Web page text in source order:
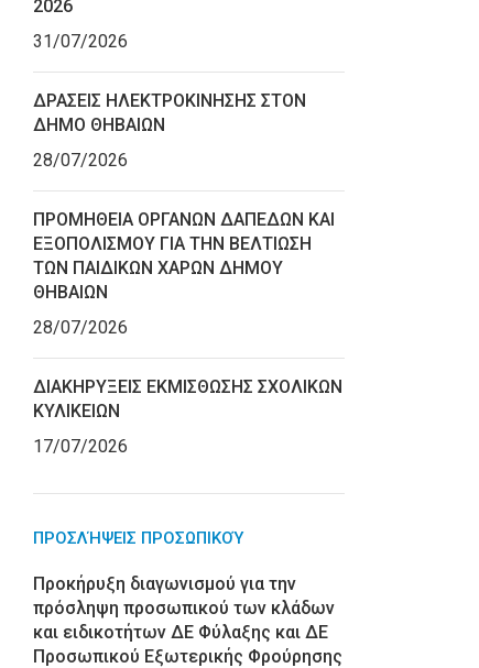
2026
31/07/2026
ΔΡΑΣΕΙΣ ΗΛΕΚΤΡΟΚΙΝΗΣΗΣ ΣΤΟΝ
ΔΗΜΟ ΘΗΒΑΙΩΝ
28/07/2026
ΠΡΟΜΗΘΕΙΑ ΟΡΓΑΝΩΝ ΔΑΠΕΔΩΝ ΚΑΙ
ΕΞΟΠΟΛΙΣΜΟΥ ΓΙΑ ΤΗΝ ΒΕΛΤΙΩΣΗ
ΤΩΝ ΠΑΙΔΙΚΩΝ ΧΑΡΩΝ ΔΗΜΟΥ
ΘΗΒΑΙΩΝ
28/07/2026
ΔΙΑΚΗΡΥΞΕΙΣ ΕΚΜΙΣΘΩΣΗΣ ΣΧΟΛΙΚΩΝ
ΚΥΛΙΚΕΙΩΝ
17/07/2026
ΠΡΟΣΛΉΨΕΙΣ ΠΡΟΣΩΠΙΚΟΎ
Προκήρυξη διαγωνισμού για την
πρόσληψη προσωπικού των κλάδων
και ειδικοτήτων ΔΕ Φύλαξης και ΔΕ
Προσωπικού Εξωτερικής Φρούρησης